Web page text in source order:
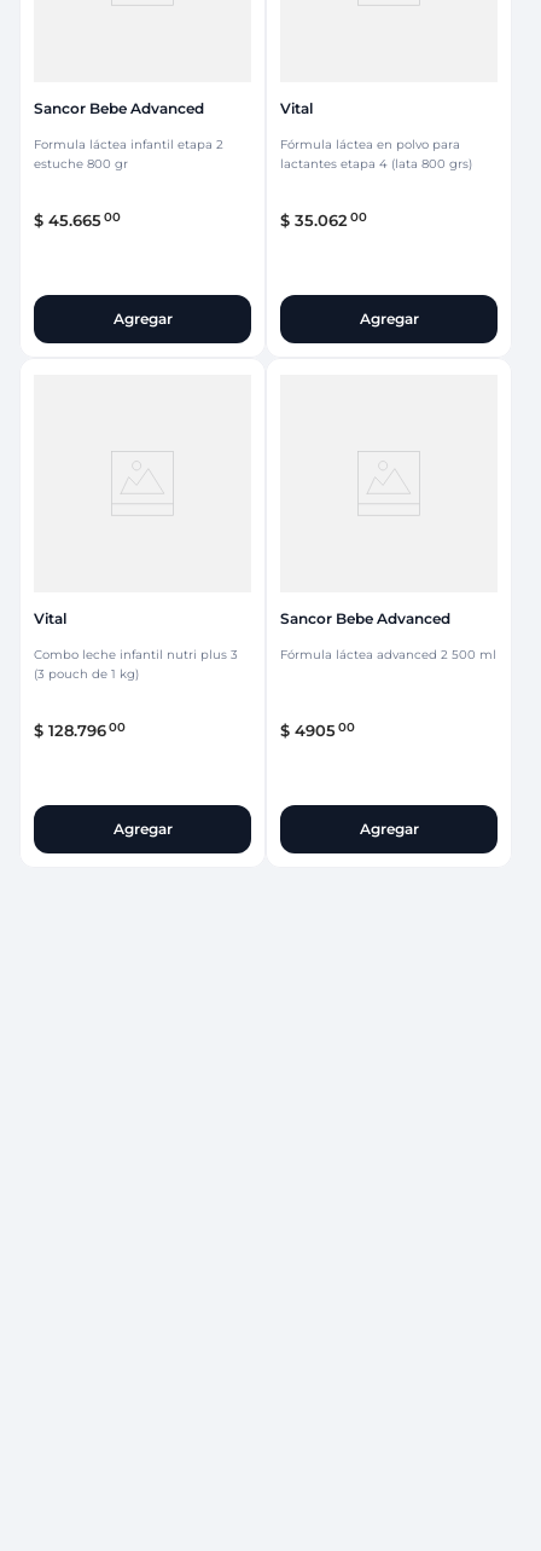
Sancor Bebe Advanced
Formula láctea infantil etapa 2
estuche 800 gr
$ 45.66500
Agregar
Vital
Fórmula láctea en polvo para
lactantes etapa 4 (lata 800 grs)
$ 35.062 00
Agregar
Vital
Combo leche infantil nutri plus 3
(3 pouch de 1 kg)
$ 128.79600
Agregar
Sancor Bebe Advanced
Fórmula láctea advanced 2 500 ml
$ 490500
Agregar